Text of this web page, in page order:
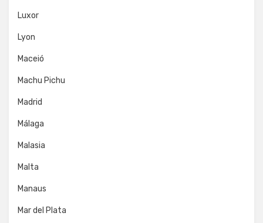
Luxor
Lyon
Maceió
Machu Pichu
Madrid
Málaga
Malasia
Malta
Manaus
Mar del Plata